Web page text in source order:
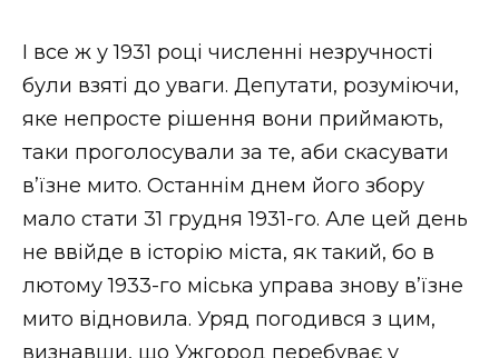
І все ж у 1931 році численні незручності
були взяті до уваги. Депутати, розуміючи,
яке непросте рішення вони приймають,
таки проголосували за те, аби скасувати
в’їзне мито. Останнім днем його збору
мало стати 31 грудня 1931-го. Але цей день
не ввійде в історію міста, як такий, бо в
лютому 1933-го міська управа знову в’їзне
мито відновила. Уряд погодився з цим,
визнавши, що Ужгород перебуває у